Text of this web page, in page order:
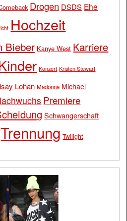
Drogen DSDS Ehe
Hochzeit
Bieber Kanye West Karriere
Konzert Kristen Stewart
Lohan Madonna Michael
Premiere
Schwangerschaft
Trennung Twilight